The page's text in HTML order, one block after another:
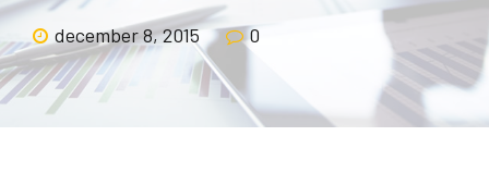
december 8, 2015 0